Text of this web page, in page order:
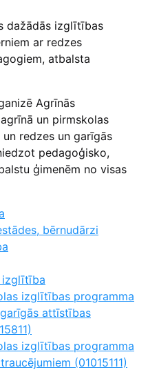
dažādās izglītības
ar redzes
atbalsta
Agrīnās
un pirmskolas
redzes un garīgās
pedagoģisko,
ģimenēm no visas
bērnudārzi
izglītība
izglītības programma
attīstības
izglītības programma
(01015111)